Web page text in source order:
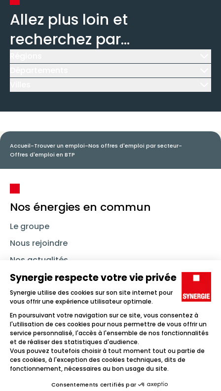
Allez plus loin et
recherchez par...
Accueil-Trouver un emploi-Nos offres d'emploi par secteur-
Offres d'emploi en BTP
Nos énergies en commun
Le groupe
Nous rejoindre
Nos actualités
Nous contacter
Linkedin SynergieInstagramTikTok Youtube
Trouver un emploi
Icône d'illustration
Candidats
Icône d'illustration
Icône d'illustration